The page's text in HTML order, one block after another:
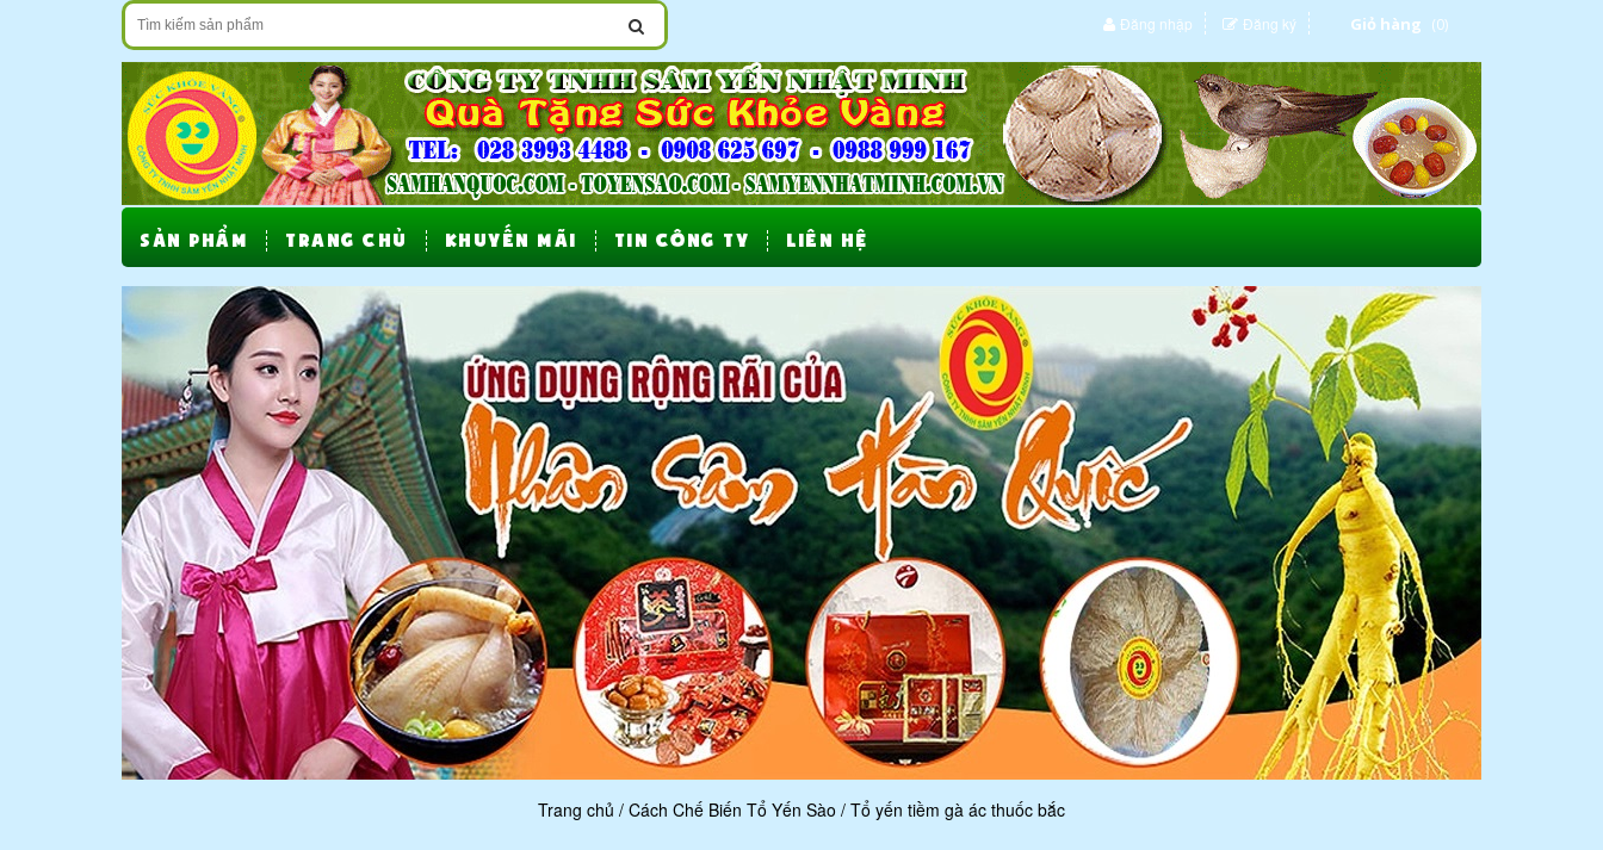
Đăng nhập Đăng ký Giỏ hàng (0)
SẢN PHẨM TRANG CHỦ KHUYẾN MÃI TIN CÔNG TY LIÊN HỆ
Trang chủ / Cách Chế Biến Tổ Yến Sào / Tổ yến tiềm gà ác thuốc bắc